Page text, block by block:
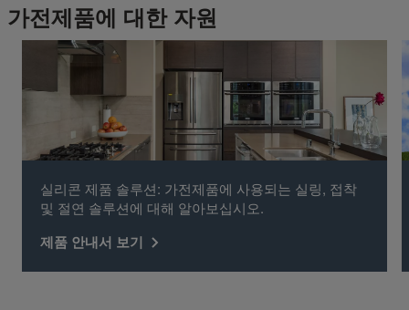
가전제품에 대한 자원
실리콘 제품 솔루션: 가전제품에 사용되는 실링, 접착
및 절연 솔루션에 대해 알아보십시오.
제품 안내서 보기